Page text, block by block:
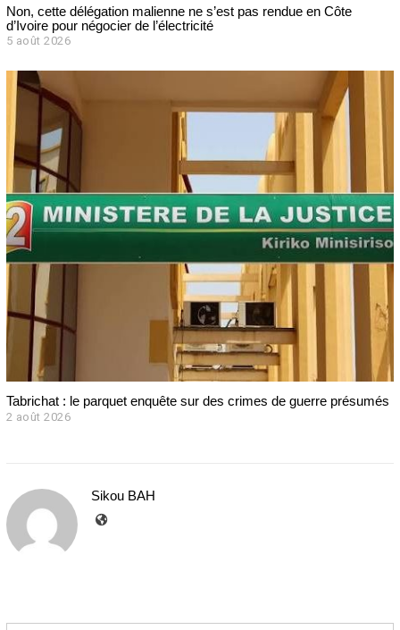
Non, cette délégation malienne ne s’est pas rendue en Côte
d’Ivoire pour négocier de l’électricité
5 août 2026
Tabrichat : le parquet enquête sur des crimes de guerre présumés
2 août 2026
0
2
6
Sikou BAH